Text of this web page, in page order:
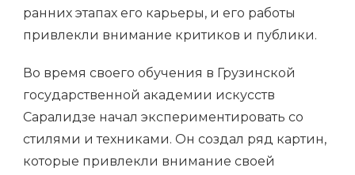
ранних этапах его карьеры, и его работы
привлекли внимание критиков и публики.
Во время своего обучения в Грузинской
государственной академии искусств
Саралидзе начал экспериментировать со
стилями и техниками. Он создал ряд картин,
которые привлекли внимание своей